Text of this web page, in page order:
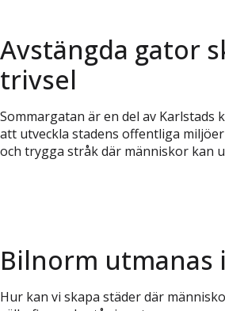
Avstängda gator
trivsel
Sommargatan är en del av Karlstads
att utveckla stadens offentliga
och trygga stråk där människor kan
Bilnorm utmanas
Hur kan vi skapa städer där